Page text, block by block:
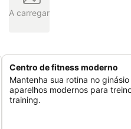
A carregar
Centro de fitness moderno
Mantenha sua rotina no
aparelhos modernos para
training.